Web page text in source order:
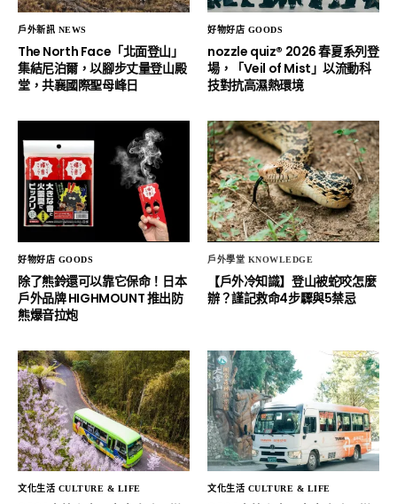
戶外新訊 NEWS
The North Face「北面登山」
集結尼泊爾，以腳步丈量登山殿
堂，共襄國際聖母峰日
好物好店 GOODS
nozzle quiz® 2026 春夏系列登
場，「Veil of Mist」以流動科
技對抗高濕熱環境
好物好店 GOODS
除了熊鈴還可以靠它保命！日本
戶外品牌 HIGHMOUNT 推出防
熊爆音拉炮
戶外學堂 KNOWLEDGE
【戶外冷知識】登山被蛇咬怎麼
辦？謹記救命4步驟與5禁忌
文化生活 CULTURE & LIFE 文化生活 CULTURE & LIFE